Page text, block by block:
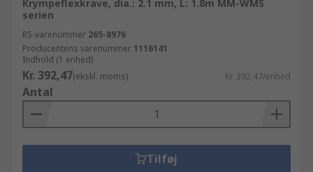
Krympeflexkrave, dia.: 2.1 mm, L: 1.8m MM-WMS
serien
RS-varenummer 265-8976
Producentens varenummer 1116141
Indhold (1 enhed)
Kr. 392,47(ekskl. moms) Kr. 392,47/enhed
Antal
Tilføj